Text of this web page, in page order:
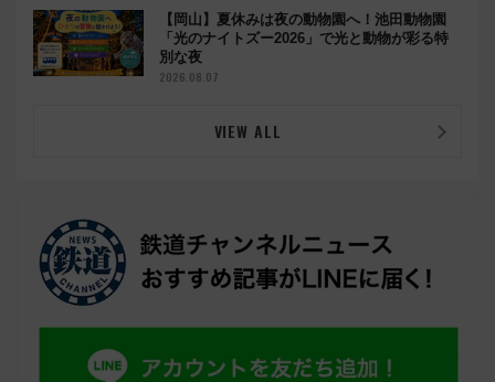
【岡山】夏休みは夜の動物園へ！池田動物園
「光のナイトズー2026」で光と動物が彩る特
別な夜
2026.08.07
VIEW ALL